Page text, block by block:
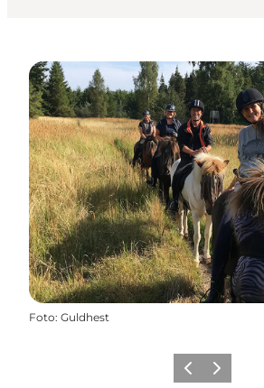
Foto: Guldhest
ForrigeNæste